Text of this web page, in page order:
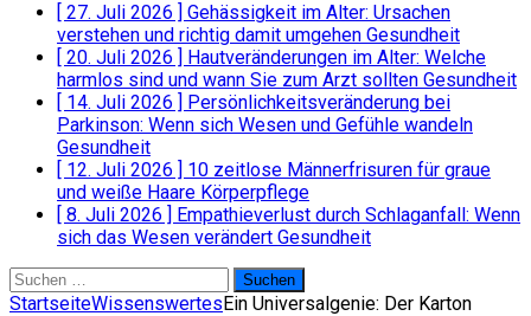
[ 27. Juli 2026 ] Gehässigkeit im Alter: Ursachen
verstehen und richtig damit umgehen Gesundheit
[ 20. Juli 2026 ] Hautveränderungen im Alter: Welche
harmlos sind und wann Sie zum Arzt sollten Gesundheit
[ 14. Juli 2026 ] Persönlichkeitsveränderung bei
Parkinson: Wenn sich Wesen und Gefühle wandeln
Gesundheit
[ 12. Juli 2026 ] 10 zeitlose Männerfrisuren für graue
und weiße Haare Körperpflege
[ 8. Juli 2026 ] Empathieverlust durch Schlaganfall: Wenn
sich das Wesen verändert Gesundheit
Suchen
nach:
StartseiteWissenswertesEin Universalgenie: Der Karton